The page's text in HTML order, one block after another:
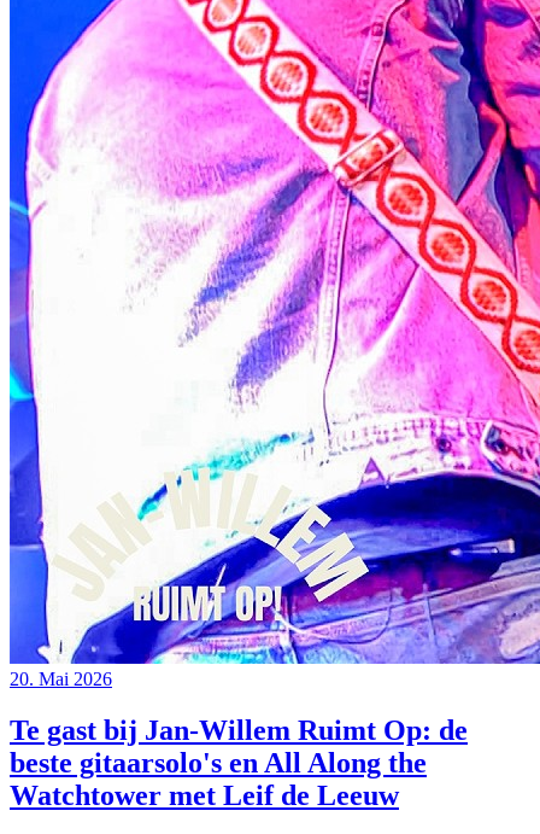
20. Mai 2026
Te gast bij Jan-Willem Ruimt Op: de
beste gitaarsolo's en All Along the
Watchtower met Leif de Leeuw